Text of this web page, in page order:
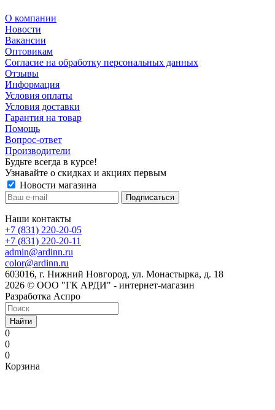
О компании
Новости
Вакансии
Оптовикам
Cогласие на обработку персональных данных
Отзывы
Информация
Условия оплаты
Условия доставки
Гарантия на товар
Помощь
Вопрос-ответ
Производители
Будьте всегда в курсе!
Узнавайте о скидках и акциях первым
Новости магазина
Наши контакты
+7 (831) 220-20-05
+7 (831) 220-20-11
admin@ardinn.ru
color@ardinn.ru
603016, г. Нижний Новгород, ул. Монастырка, д. 18
2026 © ООО "ГК АРДИ" - интернет-магазин
Разработка Аспро
Найти
0
0
0
Корзина